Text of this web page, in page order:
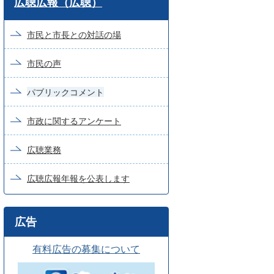
ー
ド
検
索
市民と市長との対話の場
市民の声
パブリックコメント
市政に関するアンケート
広聴業務
広聴広報年報を公表します
広告
有料広告の募集について